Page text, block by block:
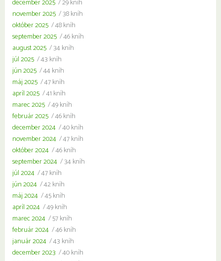
december 2025 / 29 kníh
november 2025 / 38 kníh
október 2025 / 48 kníh
september 2025 / 46 kníh
august 2025 / 34 kníh
júl 2025 / 43 kníh
jún 2025 / 44 kníh
máj 2025 / 47 kníh
apríl 2025 / 41 kníh
marec 2025 / 49 kníh
február 2025 / 46 kníh
december 2024 / 40 kníh
november 2024 / 47 kníh
október 2024 / 46 kníh
september 2024 / 34 kníh
júl 2024 / 47 kníh
jún 2024 / 42 kníh
máj 2024 / 45 kníh
apríl 2024 / 49 kníh
marec 2024 / 57 kníh
február 2024 / 46 kníh
január 2024 / 43 kníh
december 2023 / 40 kníh